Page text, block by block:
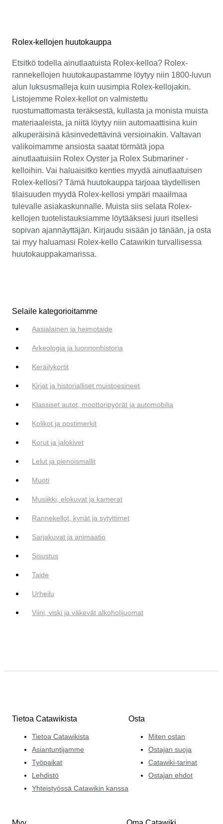
Rolex-kellojen huutokauppa
Etsitkö todella ainutlaatuista Rolex-kelloa? Rolex-
rannekellojen huutokaupastamme löytyy niin 1800-luvun
alun luksusmalleja kuin uusimpia Rolex-kellojakin.
Listojemme Rolex-kellot on valmistettu
ruostumattomasta teräksestä, kullasta ja monista muista
materiaaleista, ja niitä löytyy niin automaattisina kuin
alkuperäisinä käsinvedettävinä versioinakin. Valtavan
valikoimamme ansiosta saatat törmätä jopa
ainutlaatuisiin Rolex Oyster ja Rolex Submariner -
kelloihin. Vai haluaisitko kenties myydä ainutlaatuisen
Rolex-kellosi? Tämä huutokauppa tarjoaa täydellisen
tilaisuuden myydä Rolex-kellosi ympäri maailmaa
tulevalle asiakaskunnalle. Muista siis selata Rolex-
kellojen tuotelistauksiamme löytääksesi juuri itsellesi
sopivan ajannäyttäjän. Kirjaudu sisään jo tänään, ja osta
tai myy haluamasi Rolex-kello Catawikin turvallisessa
huutokauppakamarissa.
Selaile kategorioitamme
Aasialainen ja heimotaide
Arkeologia ja luonnonhistoria
Keräilykortit
Kirjat ja historialliset muistoesineet
Klassiset autot, moottoripyörät ja automobilia
Kolikot ja postimerkit
Korut ja jalokivet
Lelut ja pienoismallit
Muoti
Musiikki, elokuvat ja kamerat
Rannekellot, kynät ja sytyttimet
Sarjakuvat ja animaatio
Sisustus
Taide
Urheilu
Viini, viski ja väkevät alkoholijuomat
Tietoa Catawikista
Tietoa Catawikista
Asiantuntijamme
Työpaikat
Lehdistö
Yhteistyössä Catawikin kanssa
Osta
Miten ostan
Ostajan suoja
Catawiki-tarinat
Ostajan ehdot